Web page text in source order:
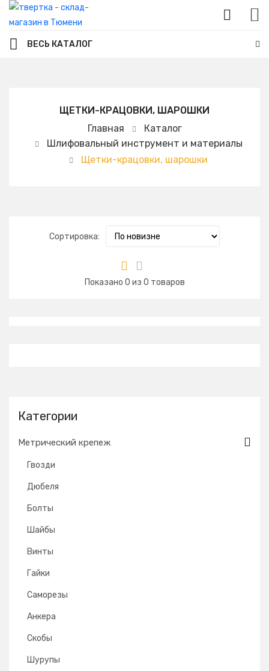
ВЕСЬ КАТАЛОГ
ЩЕТКИ-КРАЦОВКИ, ШАРОШКИ
Главная
Каталог
Шлифовальный инструмент и материалы
Щетки-крацовки, шарошки
Категории
Метрический крепеж
Гвозди
Дюбеля
Болты
Шайбы
Винты
Гайки
Саморезы
Анкера
Скобы
Шурупы
Показано 0 из 0 товаров
Сортировка: